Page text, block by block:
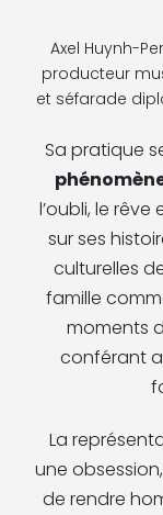
Axel Huynh-
producteur
et séfarade
Sa pratique
l’oubli, le
sur ses
culturelles
famille
mo­ments
conférant
La
une
de rendre